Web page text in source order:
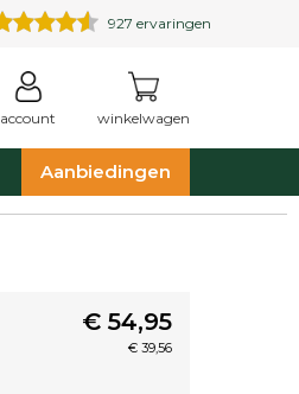
927 ervaringen
account winkelwagen
Aanbiedingen
€ 54,95
€ 39,56